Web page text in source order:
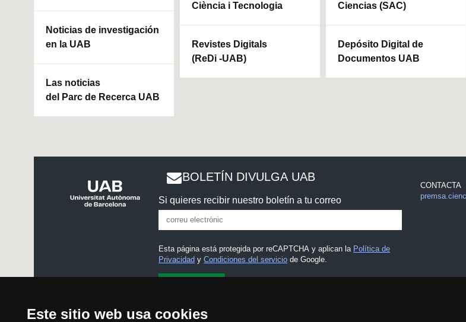
Este sitio web usa cookies
Noticias de investigación
en la UAB
Las noticias
del Parc de Recerca UAB
Ciència i Tecnologia
Revistes Digitals
(ReDi -UAB)
Ciencias (SAC)
Depósito Digital de
Documentos UAB
BOLETÍN DIVULGA UAB
Si quieres recibir nuestro boletín a tu correo
Esta página está protegida por reCAPTCHA y aplican la Política de
Privacidad yCondiciones del servicio de Google.
CONTACTA